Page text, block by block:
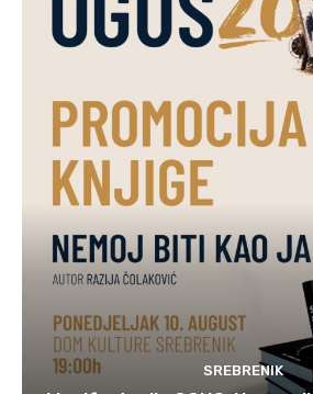
SREBRENIK